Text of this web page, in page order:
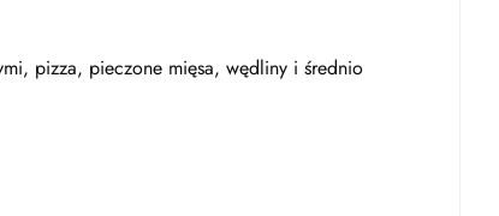
pizza, pieczone mięsa, wędliny i średnio